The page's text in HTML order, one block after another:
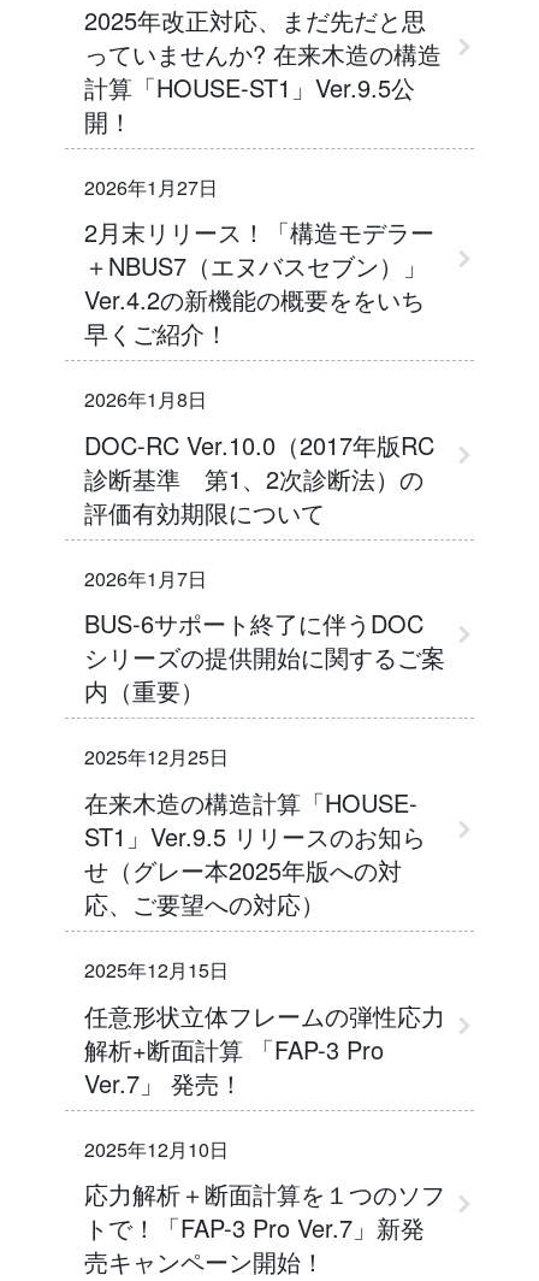
2025年改正対応、まだ先だと思
っていませんか? 在来木造の構造
計算「HOUSE-ST1」Ver.9.5公
開！
2026年1月27日
2月末リリース！「構造モデラー
＋NBUS7（エヌバスセブン）」
Ver.4.2の新機能の概要ををいち
早くご紹介！
2026年1月8日
DOC-RC Ver.10.0（2017年版RC
診断基準 第1、2次診断法）の
評価有効期限について
2026年1月7日
BUS-6サポート終了に伴うDOC
シリーズの提供開始に関するご案
内（重要）
2025年12月25日
在来木造の構造計算「HOUSE-
ST1」Ver.9.5 リリースのお知ら
せ（グレー本2025年版への対
応、ご要望への対応）
2025年12月15日
任意形状立体フレームの弾性応力
解析+断面計算 「FAP-3 Pro
Ver.7」 発売！
2025年12月10日
応力解析＋断面計算を１つのソフ
トで！「FAP-3 Pro Ver.7」新発
売キャンペーン開始！